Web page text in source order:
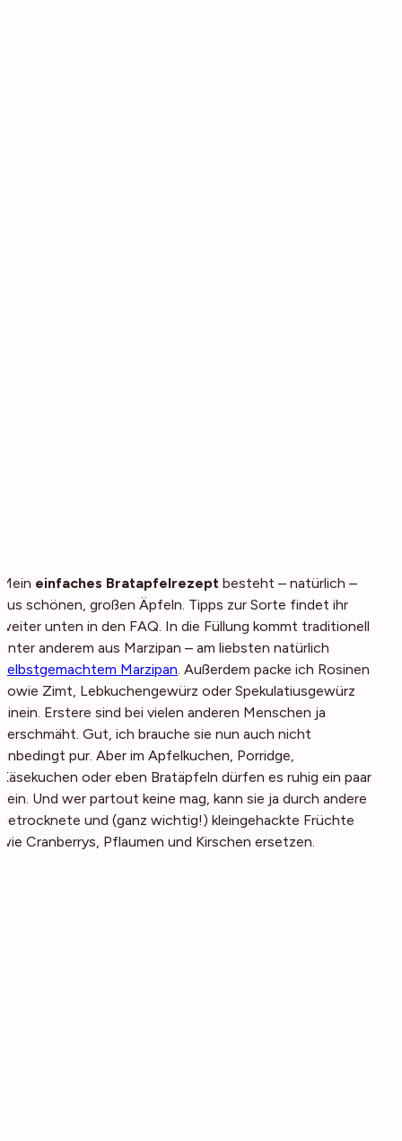
Mein einfaches Bratapfelrezept besteht – natürlich –
aus schönen, großen Äpfeln. Tipps zur Sorte findet ihr
weiter unten in den FAQ. In die Füllung kommt traditionell
unter anderem aus Marzipan – am liebsten natürlich
selbstgemachtem Marzipan. Außerdem packe ich Rosinen
sowie Zimt, Lebkuchengewürz oder Spekulatiusgewürz
hinein. Erstere sind bei vielen anderen Menschen ja
verschmäht. Gut, ich brauche sie nun auch nicht
unbedingt pur. Aber im Apfelkuchen, Porridge,
Käsekuchen oder eben Bratäpfeln dürfen es ruhig ein paar
sein. Und wer partout keine mag, kann sie ja durch andere
getrocknete und (ganz wichtig!) kleingehackte Früchte
wie Cranberrys, Pflaumen und Kirschen ersetzen.